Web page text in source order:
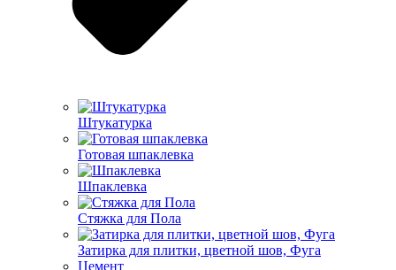
Штукатурка
Готовая шпаклевка
Шпаклевка
Стяжка для Пола
Затирка для плитки, цветной шов, Фуга
Цемент